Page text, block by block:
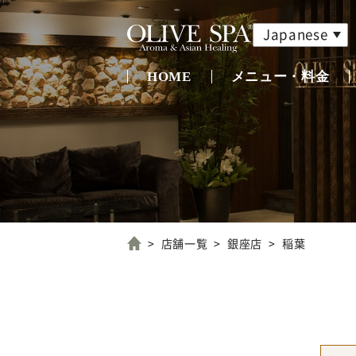
Japanese
HOME メニュー・料金
店舗一覧 銀座店 稲葉